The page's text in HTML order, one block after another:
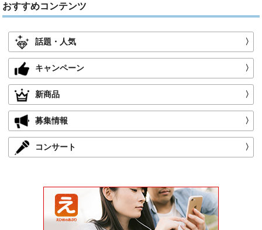
おすすめコンテンツ
話題・人気 〉
キャンペーン 〉
新商品 〉
募集情報 〉
コンサート 〉